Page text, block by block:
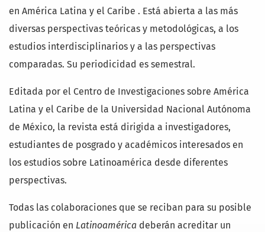
en América Latina y el Caribe . Está abierta a las más
diversas perspectivas teóricas y metodológicas, a los
estudios interdisciplinarios y a las perspectivas
comparadas. Su periodicidad es semestral.
Editada por el Centro de Investigaciones sobre América
Latina y el Caribe de la Universidad Nacional Autónoma
de México, la revista está dirigida a investigadores,
estudiantes de posgrado y académicos interesados en
los estudios sobre Latinoamérica desde diferentes
perspectivas.
Todas las colaboraciones que se reciban para su posible
publicación en Latinoamérica deberán acreditar un